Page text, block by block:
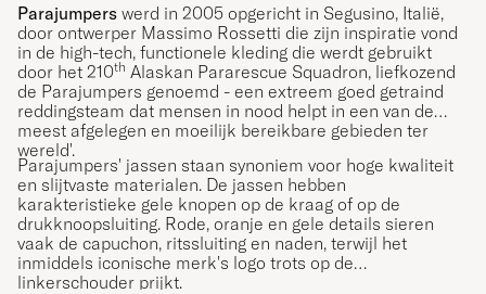
Parajumpers werd in 2005 opgericht in Segusino, Italië,
door ontwerper Massimo Rossetti die zijn inspiratie vond
in de high-tech, functionele kleding die werdt gebruikt
door het 210th Alaskan Pararescue Squadron, liefkozend
de Parajumpers genoemd - een extreem goed getraind
reddingsteam dat mensen in nood helpt in een van de
meest afgelegen en moeilijk bereikbare gebieden ter
wereld'.
Parajumpers' jassen staan synoniem voor hoge kwaliteit
en slijtvaste materialen. De jassen hebben
karakteristieke gele knopen op de kraag of op de
drukknoopsluiting. Rode, oranje en gele details sieren
vaak de capuchon, ritssluiting en naden, terwijl het
inmiddels iconische merk's logo trots op de
linkerschouder prijkt.